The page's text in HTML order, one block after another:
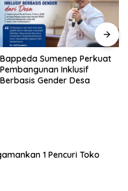
Bappeda Sumenep Perkuat
Pembangunan Inklusif
Berbasis Gender Desa
1 Pencuri Toko